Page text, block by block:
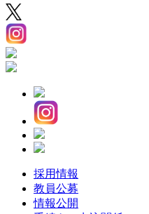
採用情報
教員公募
情報公開